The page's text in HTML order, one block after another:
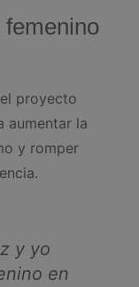
proyecto
aumentar la
y romper
y yo
en